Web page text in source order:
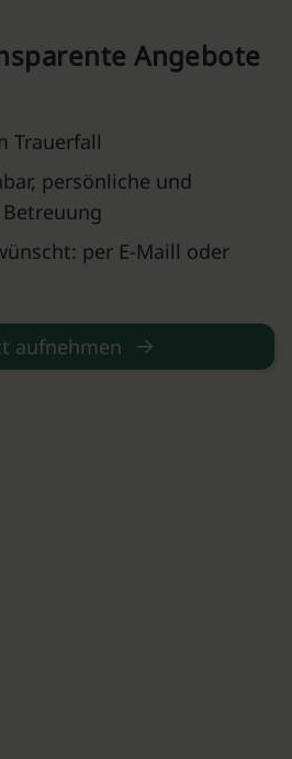
Angebote
Trauerfall
persönliche und
per E-Maill oder
aufnehmen